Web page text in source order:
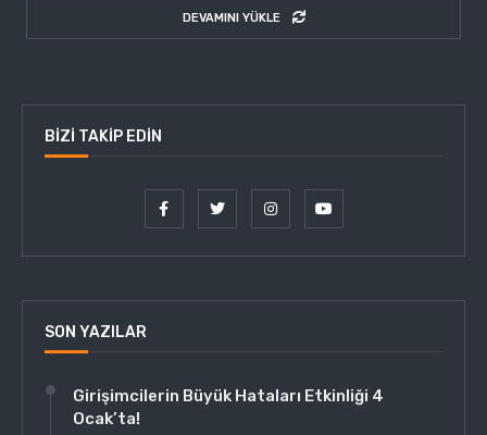
DEVAMINI YÜKLE
BIZI TAKIP EDIN
SON YAZILAR
Girişimcilerin Büyük Hataları Etkinliği 4
Ocak’ta!